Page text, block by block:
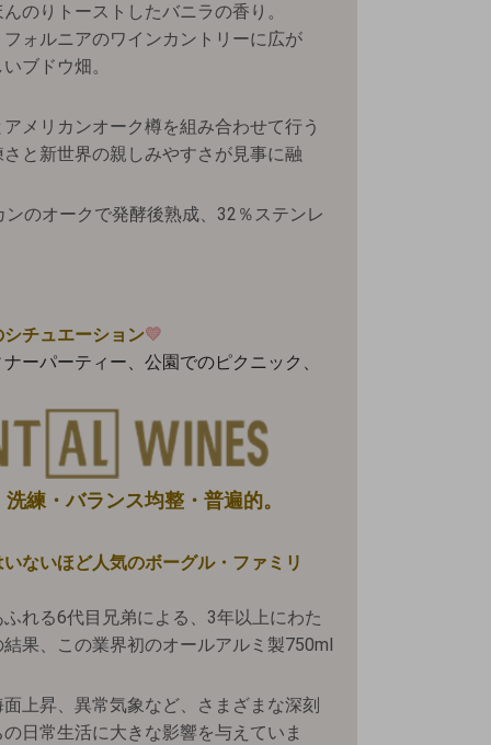
のりトーストしたバニラの香り。
ォルニアのワインカントリーに広が
ブドウ畑。
メリカンオーク樽を組み合わせて行う
と新世界の親しみやすさが見事に融
のオークで発酵後熟成、32％ステンレ
チュエーション💛
ーパーティー、公園でのピクニック、
練・バランス均整・普遍的。
ないほど人気のボーグル・ファミリ
れる6代目兄弟による、3年以上にわた
果、この業界初のオールアルミ製750ml
上昇、異常気象など、さまざまな深刻
日常生活に大きな影響を与えていま